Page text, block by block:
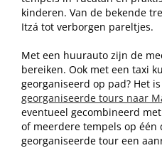
kinderen. Van de bekende
Itzá tot verborgen pareltjes.
Met een huurauto zijn de
bereiken. Ook met een taxi
georganiseerd op pad? Het
georganiseerde tours naar
eventueel gecombineerd
of meerdere tempels op één
georganiseerde tour een